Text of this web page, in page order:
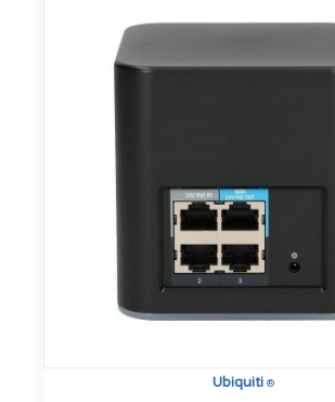
Ubiquiti®